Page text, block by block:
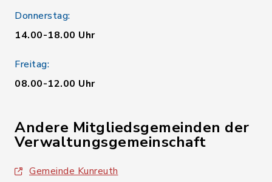
Donnerstag:
14.00-18.00 Uhr
Freitag:
08.00-12.00 Uhr
Andere Mitgliedsgemeinden der
Verwaltungsgemeinschaft
Gemeinde Kunreuth